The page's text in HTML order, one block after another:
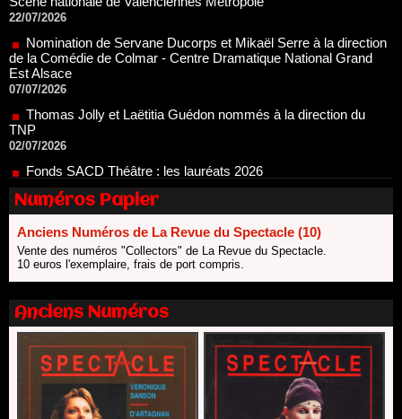
Nomination de Servane Ducorps et Mikaël Serre à la direction
de la Comédie de Colmar - Centre Dramatique National Grand
Est Alsace
07/07/2026
Thomas Jolly et Laëtitia Guédon nommés à la direction du
TNP
02/07/2026
Fonds SACD Théâtre : les lauréats 2026
23/06/2026
Dispositif ARTCENA Écrire pour le cirque, les lauréats 2026 !
20/06/2026
Le palmarès des prix SACD 2026
18/06/2026
Les 10 lauréats du Fonds Grandes Formes Théâtre 2026
Nomination de Nathalie Garraud et Olivier Saccomano à la
direction du Théâtre de Gennevilliers - CDN
13/06/2026
Dispositif SACD Auteurs d'espaces : les lauréats 2026
Numéros Papier
Anciens Numéros de La Revue du Spectacle (10)
Vente des numéros "Collectors" de La Revue du Spectacle.
10 euros l'exemplaire, frais de port compris.
Anciens Numéros